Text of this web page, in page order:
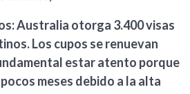
Australia otorga 3.400 visas
Los cupos se renuevan
estar atento porque
meses debido a la alta